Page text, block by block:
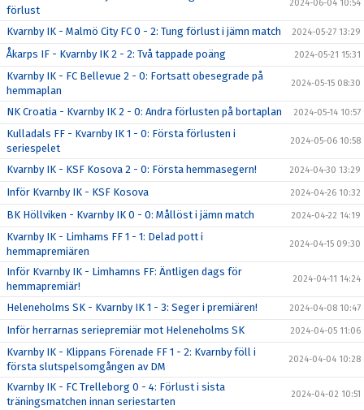
förlust
2024-06-04 10:54
Kvarnby IK - Malmö City FC 0 - 2: Tung förlust i jämn match 2024-05-27 13:29
Åkarps IF - Kvarnby IK 2 - 2: Två tappade poäng 2024-05-21 15:31
Kvarnby IK - FC Bellevue 2 - 0: Fortsatt obesegrade på
hemmaplan
2024-05-15 08:30
NK Croatia - Kvarnby IK 2 - 0: Andra förlusten på bortaplan 2024-05-14 10:57
Kulladals FF - Kvarnby IK 1 - 0: Första förlusten i
seriespelet
2024-05-06 10:58
Kvarnby IK - KSF Kosova 2 - 0: Första hemmasegern! 2024-04-30 13:29
Inför Kvarnby IK - KSF Kosova 2024-04-26 10:32
BK Höllviken - Kvarnby IK 0 - 0: Mållöst i jämn match 2024-04-22 14:19
Kvarnby IK - Limhams FF 1 - 1: Delad pott i
hemmapremiären
2024-04-15 09:30
Inför Kvarnby IK - Limhamns FF: Äntligen dags för
hemmapremiär!
2024-04-11 14:24
Heleneholms SK - Kvarnby IK 1 - 3: Seger i premiären! 2024-04-08 10:47
Inför herrarnas seriepremiär mot Heleneholms SK 2024-04-05 11:06
Kvarnby IK - Klippans Förenade FF 1 - 2: Kvarnby föll i
första slutspelsomgången av DM
2024-04-04 10:28
Kvarnby IK - FC Trelleborg 0 - 4: Förlust i sista
träningsmatchen innan seriestarten
2024-04-02 10:51